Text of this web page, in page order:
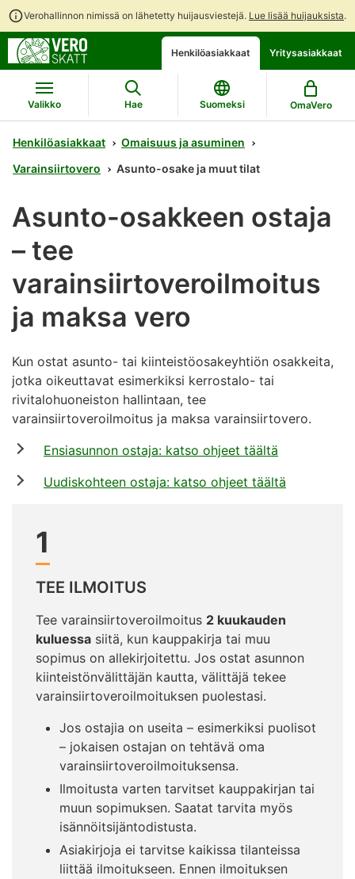
Verohallinnon nimissä on lähetetty huijausviestejä. Lue lisää huijauksista.
Siirry
suoraan
sisältöön
Siirry
koko
sivuston
hakuun
Avaa
chattibotin
keskustelu
Henkilöasiakkaat Yritysasiakkaat
Valikko Hae Suomeksi OmaVero
Henkilöasiakkaat
Omaisuus ja asuminen
Varainsiirtovero
Asunto-osake ja muut tilat
Asunto-osakkeen ostaja
– tee
varainsiirtoveroilmoitus
ja maksa vero
Kun ostat asunto- tai kiinteistöosakeyhtiön osakkeita,
jotka oikeuttavat esimerkiksi kerrostalo- tai
rivitalohuoneiston hallintaan, tee
varainsiirtoveroilmoitus ja maksa varainsiirtovero.
Ensiasunnon ostaja: katso ohjeet täältä
Uudiskohteen ostaja: katso ohjeet täältä
1
TEE ILMOITUS
Tee varainsiirtoveroilmoitus 2 kuukauden
kuluessa siitä, kun kauppakirja tai muu
sopimus on allekirjoitettu. Jos ostat asunnon
kiinteistönvälittäjän kautta, välittäjä tekee
varainsiirtoveroilmoituksen puolestasi.
Jos ostajia on useita – esimerkiksi puolisot
– jokaisen ostajan on tehtävä oma
varainsiirtoveroilmoituksensa.
Ilmoitusta varten tarvitset kauppakirjan tai
muun sopimuksen. Saatat tarvita myös
isännöitsijäntodistusta.
Asiakirjoja ei tarvitse kaikissa tilanteissa
liittää ilmoitukseen. Ennen ilmoituksen